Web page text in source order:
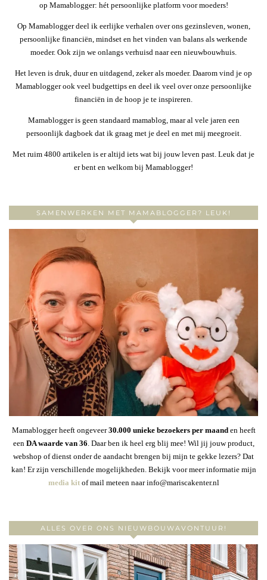
op Mamablogger: hét persoonlijke platform voor moeders!
Op Mamablogger deel ik eerlijke verhalen over ons gezinsleven, wonen,
persoonlijke financiën, mindset en het vinden van balans als werkende
moeder. Ook zijn we onlangs verhuisd naar een nieuwbouwhuis.
Het leven is druk, duur en uitdagend, zeker als moeder. Daarom vind je op
Mamablogger ook veel budgettips en deel ik veel over onze persoonlijke
financiën in de hoop je te inspireren.
Mamablogger is geen standaard mamablog, maar al vele jaren een
persoonlijk dagboek dat ik graag met je deel en met mij meegroeit.
Met ruim 4800 artikelen is er altijd iets wat bij jouw leven past. Leuk dat je
er bent en welkom bij Mamablogger!
SAMENWERKEN MET MAMABLOGGER? LEUK!
Mamablogger heeft ongeveer30.000 unieke bezoekers per maanden heeft
een DA waarde van 36 . Daar ben ik heel erg blij mee! Wil jij jouw product,
webshop of dienst onder de aandacht brengen bij mijn te gekke lezers? Dat
kan! Er zijn verschillende mogelijkheden. Bekijk voor meer informatie mijn
media kitof mail meteen naar info@mariscakenter.nl
ALLES OVER ONS NIEUWBOUWAVONTUUR!